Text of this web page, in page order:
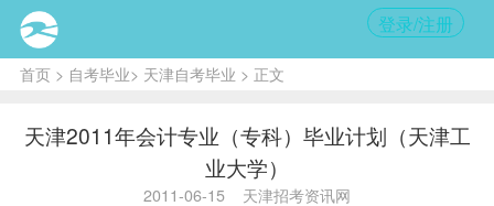
登录/注册
首页> 自考毕业> 天津自考毕业 > 正文
天津2011年会计专业（专科）毕业计划（天津工
业大学）
2011-06-15 天津招考资讯网